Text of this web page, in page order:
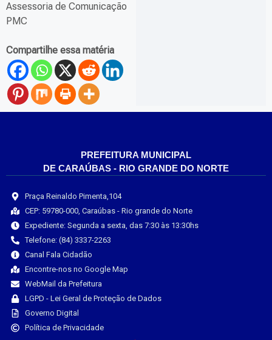
Assessoria de Comunicação
PMC
Compartilhe essa matéria
PREFEITURA MUNICIPAL
DE CARAÚBAS - RIO GRANDE DO NORTE
Praça Reinaldo Pimenta,104
CEP: 59780-000, Caraúbas - Rio grande do Norte
Expediente: Segunda a sexta, das 7:30 às 13:30hs
Telefone: (84) 3337-2263
Canal Fala Cidadão
Encontre-nos no Google Map
WebMail da Prefeitura
LGPD - Lei Geral de Proteção de Dados
Governo Digital
Política de Privacidade